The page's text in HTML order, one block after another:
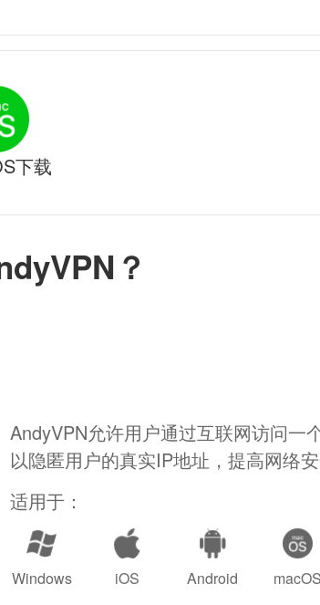
？
AndyVPN允许用户通过互联网访问一
以隐匿用户的真实IP地址，提高网络安
适用于：
Windows iOS Android macOS
下载